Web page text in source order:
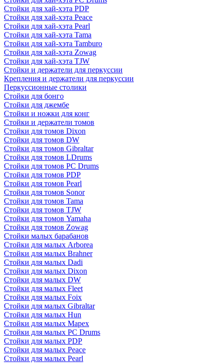
Стойки для хай-хэта PDP
Стойки для хай-хэта Peace
Стойки для хай-хэта Pearl
Стойки для хай-хэта Tama
Стойки для хай-хэта Tamburo
Стойки для хай-хэта Zowag
Стойки для хай-хэта TJW
Стойки и держатели для перкуссии
Крепления и держатели для перкуссии
Перкуссионные столики
Стойки для бонго
Стойки для джембе
Стойки и ножки для конг
Стойки и держатели томов
Стойки для томов Dixon
Стойки для томов DW
Стойки для томов Gibraltar
Стойки для томов LDrums
Стойки для томов PC Drums
Стойки для томов PDP
Стойки для томов Pearl
Стойки для томов Sonor
Стойки для томов Tama
Стойки для томов TJW
Стойки для томов Yamaha
Стойки для томов Zowag
Стойки малых барабанов
Стойки для малых Arborea
Стойки для малых Brahner
Стойки для малых Dadi
Стойки для малых Dixon
Стойки для малых DW
Стойки для малых Fleet
Стойки для малых Foix
Стойки для малых Gibraltar
Стойки для малых Hun
Стойки для малых Mapex
Стойки для малых PC Drums
Стойки для малых PDP
Стойки для малых Peace
Стойки для малых Pearl